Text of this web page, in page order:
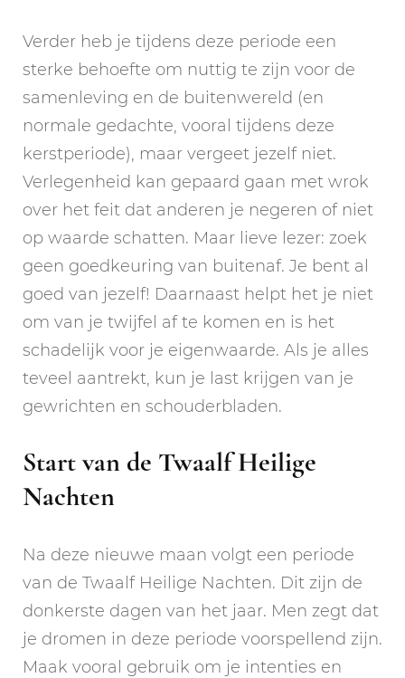
Verder heb je tijdens deze periode een
sterke behoefte om nuttig te zijn voor de
samenleving en de buitenwereld (en
normale gedachte, vooral tijdens deze
kerstperiode), maar vergeet jezelf niet.
Verlegenheid kan gepaard gaan met wrok
over het feit dat anderen je negeren of niet
op waarde schatten. Maar lieve lezer: zoek
geen goedkeuring van buitenaf. Je bent al
goed van jezelf! Daarnaast helpt het je niet
om van je twijfel af te komen en is het
schadelijk voor je eigenwaarde. Als je alles
teveel aantrekt, kun je last krijgen van je
gewrichten en schouderbladen.
Start van de Twaalf Heilige
Nachten
Na deze nieuwe maan volgt een periode
van de Twaalf Heilige Nachten. Dit zijn de
donkerste dagen van het jaar. Men zegt dat
je dromen in deze periode voorspellend zijn.
Maak vooral gebruik om je intenties en